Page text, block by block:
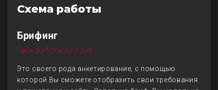
Схема работы
Брифинг
Срок работы до 1 дня
Это своего рода анкетирование, с помощью
которой Вы сможете отобразить свои требования